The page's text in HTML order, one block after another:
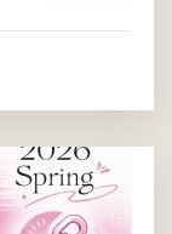
月04日(周六)